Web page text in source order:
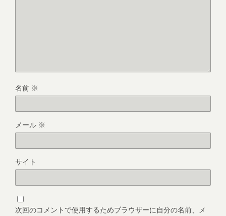
名前 ※
メール ※
サイト
次回のコメントで使用するためブラウザーに自分の名前、メ